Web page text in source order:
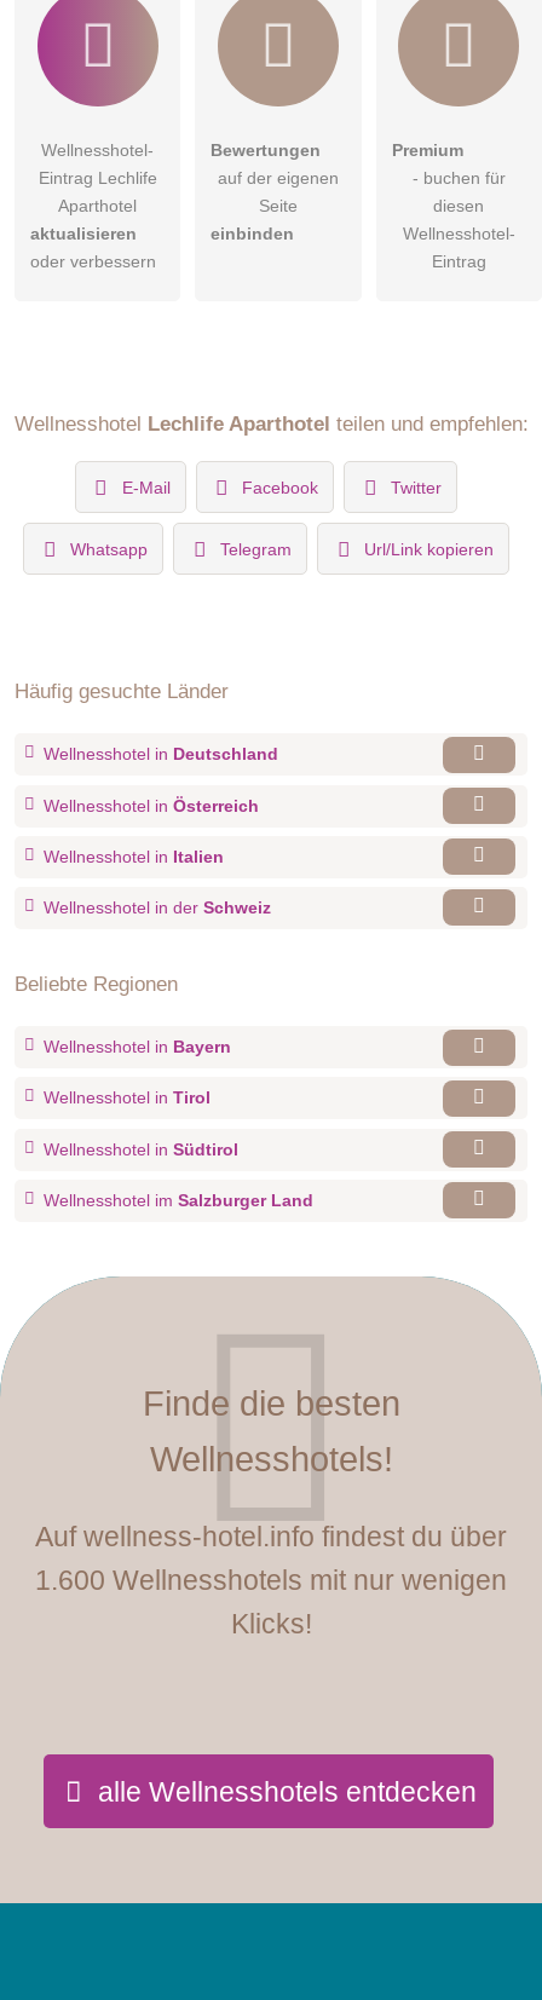
Wellnesshotel-
Eintrag Lechlife
Aparthotel
aktualisieren
oder verbessern
Bewertungen
auf der eigenen
Seite
einbinden
Premium
- buchen für
diesen
Wellnesshotel-
Eintrag
Wellnesshotel Lechlife Aparthotel teilen und empfehlen:
E-Mail Facebook Twitter
Whatsapp Telegram Url/Link kopieren
Häufig gesuchte Länder
Wellnesshotel in Deutschland
Wellnesshotel in Österreich
Wellnesshotel in Italien
Wellnesshotel in der Schweiz
Beliebte Regionen
Wellnesshotel in Bayern
Wellnesshotel in Tirol
Wellnesshotel in Südtirol
Wellnesshotel im Salzburger Land
Finde die besten
Wellnesshotels!
Auf wellness-hotel.info findest du über
1.600 Wellnesshotels mit nur wenigen
Klicks!
alle Wellnesshotels entdecken